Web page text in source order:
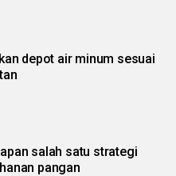
depot air minum sesuai
salah satu strategi
pangan